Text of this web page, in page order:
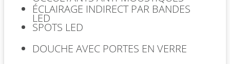
ÉCLAIRAGE INDIRECT PAR BANDES
LED
SPOTS LED
DOUCHE AVEC PORTES EN VERRE